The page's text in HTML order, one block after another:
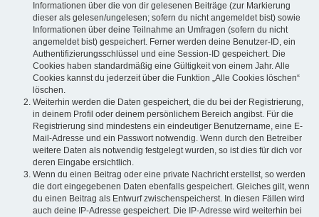
Informationen über die von dir gelesenen Beiträge (zur Markierung
dieser als gelesen/ungelesen; sofern du nicht angemeldet bist) sowie
Informationen über deine Teilnahme an Umfragen (sofern du nicht
angemeldet bist) gespeichert. Ferner werden deine Benutzer-ID, ein
Authentifizierungsschlüssel und eine Session-ID gespeichert. Die
Cookies haben standardmäßig eine Gültigkeit von einem Jahr. Alle
Cookies kannst du jederzeit über die Funktion „Alle Cookies löschen“
löschen.
Weiterhin werden die Daten gespeichert, die du bei der Registrierung,
in deinem Profil oder deinem persönlichem Bereich angibst. Für die
Registrierung sind mindestens ein eindeutiger Benutzername, eine E-
Mail-Adresse und ein Passwort notwendig. Wenn durch den Betreiber
weitere Daten als notwendig festgelegt wurden, so ist dies für dich vor
deren Eingabe ersichtlich.
Wenn du einen Beitrag oder eine private Nachricht erstellst, so werden
die dort eingegebenen Daten ebenfalls gespeichert. Gleiches gilt, wenn
du einen Beitrag als Entwurf zwischenspeicherst. In diesen Fällen wird
auch deine IP-Adresse gespeichert. Die IP-Adresse wird weiterhin bei